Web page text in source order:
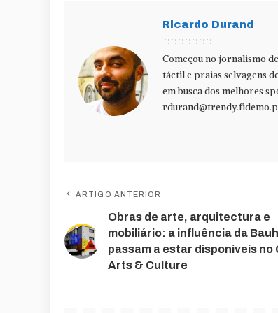
Ricardo Durand
Começou no jornalismo
táctil e praias selvagens
em busca dos melhores
ARTIGO ANTERIOR
Obras de arte, arquitectura e
mobiliário: a influência da
passam a estar disponíveis no
Arts & Culture